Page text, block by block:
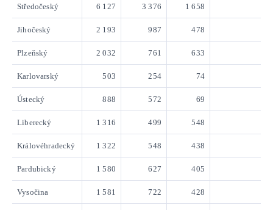
Středočeský 6 127 3 376 1 658
Jihočeský 2 193 987 478
Plzeňský 2 032 761 633
Karlovarský 503 254 74
Ústecký 888 572 69
Liberecký 1 316 499 548
Královéhradecký 1 322 548 438
Pardubický 1 580 627 405
Vysočina 1 581 722 428